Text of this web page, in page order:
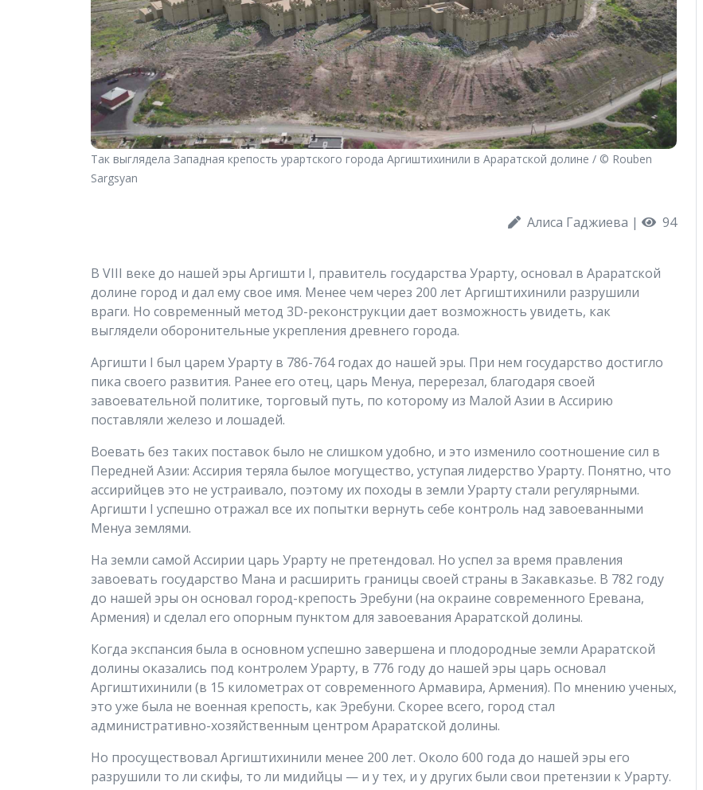
Так выглядела Западная крепость урартского города Аргиштихинили в Араратской долине / © Rouben
Sargsyan
Алиса Гаджиева | 94
В VIII веке до нашей эры Аргишти I, правитель государства Урарту, основал в Араратской
долине город и дал ему свое имя. Менее чем через 200 лет Аргиштихинили разрушили
враги. Но современный метод 3D-реконструкции дает возможность увидеть, как
выглядели оборонительные укрепления древнего города.
Аргишти I был царем Урарту в 786-764 годах до нашей эры. При нем государство достигло
пика своего развития. Ранее его отец, царь Менуа, перерезал, благодаря своей
завоевательной политике, торговый путь, по которому из Малой Азии в Ассирию
поставляли железо и лошадей.
Воевать без таких поставок было не слишком удобно, и это изменило соотношение сил в
Передней Азии: Ассирия теряла былое могущество, уступая лидерство Урарту. Понятно, что
ассирийцев это не устраивало, поэтому их походы в земли Урарту стали регулярными.
Аргишти I успешно отражал все их попытки вернуть себе контроль над завоеванными
Менуа землями.
На земли самой Ассирии царь Урарту не претендовал. Но успел за время правления
завоевать государство Мана и расширить границы своей страны в Закавказье. В 782 году
до нашей эры он основал город-крепость Эребуни (на окраине современного Еревана,
Армения) и сделал его опорным пунктом для завоевания Араратской долины.
Когда экспансия была в основном успешно завершена и плодородные земли Араратской
долины оказались под контролем Урарту, в 776 году до нашей эры царь основал
Аргиштихинили (в 15 километрах от современного Армавира, Армения). По мнению ученых,
это уже была не военная крепость, как Эребуни. Скорее всего, город стал
административно-хозяйственным центром Араратской долины.
Но просуществовал Аргиштихинили менее 200 лет. Около 600 года до нашей эры его
разрушили то ли скифы, то ли мидийцы — и у тех, и у других были свои претензии к Урарту.